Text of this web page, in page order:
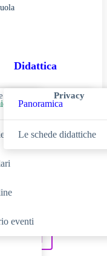
eventi
Didattica
Panoramica
Le schede didattiche
Privacy
SERVIZI